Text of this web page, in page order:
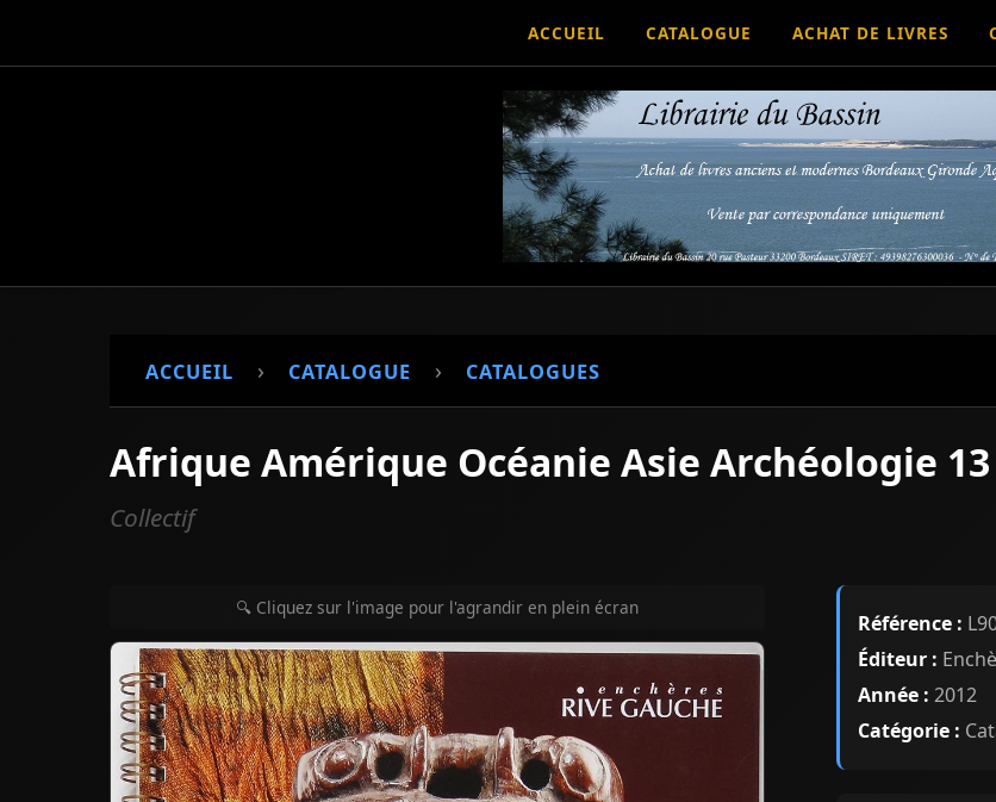
ACCUEIL CATALOGUE ACHAT DE LIVRES
ACCUEIL › CATALOGUE › CATALOGUES
Afrique Amérique Océanie Asie Archéologie
Collectif
🔍 Cliquez sur l'image pour l'agrandir en plein écran
Référence :
Éditeur :
Année : 2012
Catégorie :